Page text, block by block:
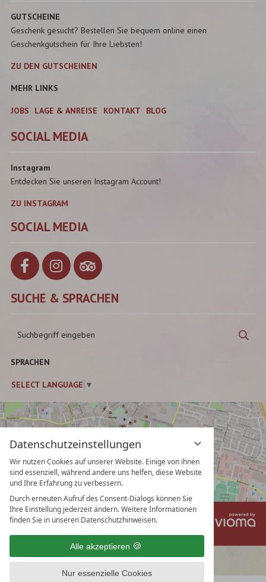
Datenschutzeinstellungen
Wir nutzen Cookies auf unserer Website. Einige von ihnen
sind essenziell, während andere uns helfen, diese Website
und Ihre Erfahrung zu verbessern.
Durch erneuten Aufruf des Consent-Dialogs können Sie
Ihre Einstellung jederzeit ändern. Weitere Informationen
finden Sie in unseren Datenschutzhinweisen.
Alle akzeptieren
Nur essenzielle Cookies
GUTSCHEINE
Geschenk gesucht? Bestellen Sie bequem online einen
Geschenkgutschein für Ihre Liebsten!
ZU DEN GUTSCHEINEN
MEHR LINKS
JOBS LAGE & ANREISE KONTAKT BLOG
SOCIAL MEDIA
Instagram
Entdecken Sie unseren Instagram Account!
ZU INSTAGRAM
SOCIAL MEDIA
SUCHE & SPRACHEN
SPRACHEN
SELECT LANGUAGE ▼
Impressum
Datenschutz